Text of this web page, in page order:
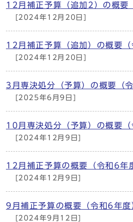
12月補正予算（追加2）の概要
[2024年12月20日]
12月補正予算（追加）の概要（
[2024年12月20日]
3月専決処分（予算）の概要（
[2025年6月9日]
10月専決処分（予算）の概要（
[2024年12月9日]
12月補正予算の概要（令和6年
[2024年12月9日]
9月補正予算の概要（令和6年度
[2024年9月12日]